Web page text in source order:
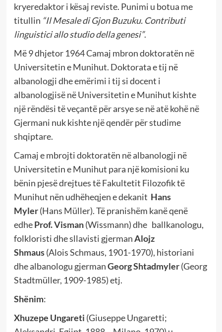
kryeredaktor i kësaj reviste. Punimi u botua me
titullin “Il Mesale di Gjon Buzuku. Contributi
linguistici allo studio della genesi”.
Më 9 dhjetor 1964 Camaj mbron doktoratën në
Universitetin e Munihut. Doktorata e tij në
albanologji dhe emërimi i tij si docent i
albanologjisë në Universitetin e Munihut kishte
një rëndësi të veçantë për arsye se në atë kohë në
Gjermani nuk kishte një qendër për studime
shqiptare.
Camaj e mbrojti doktoratën në albanologji në
Universitetin e Munihut para një komisioni ku
bënin pjesë drejtues të Fakultetit Filozofik të
Munihut nën udhëheqjen e dekanit Hans
Myler(Hans Müller). Të pranishëm kanë qenë
edheProf.Visman(Wissmann) dhe ballkanologu,
folkloristi dhe sllavisti gjermanAlojz
Shmaus(Alois Schmaus, 1901-1970), historiani
dhe albanologu gjermanGeorg Shtadmyler(Georg
Stadtmüller, 1909-1985) etj.
Shënim:
Xhuzepe Ungareti (Giuseppe Ungaretti;